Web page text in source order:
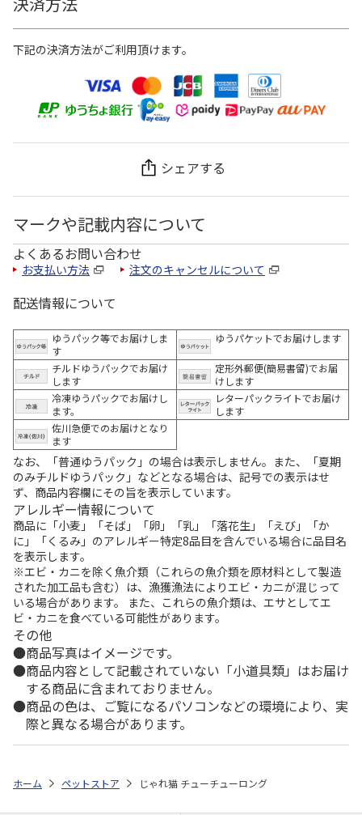
下記の決済方法がご利用頂けます。
シェアする
マークや記載内容について
よくあるお問い合わせ
お支払い方法 注文のキャンセルについて
配送情報について
ゆうパック等でお届けしま
す
ゆうパケットでお届けします
チルドゆうパックでお届け
します
定形外郵便(簡易書留)でお届
けします
冷凍ゆうパックでお届けし
ます。
レターパックライトでお届け
します
佐川急便でのお届けとなり
ます
なお、「普通ゆうパック」の場合は表示しません。また、「夏期
のみチルドゆうパック」などとなる場合は、記号での表示はせ
ず、商品内容欄にその旨を表示しています。
アレルギー情報について
商品に「小麦」「そば」「卵」「乳」「落花生」「えび」「か
に」「くるみ」のアレルギー特定8品目を含んでいる場合に品目名
を表示します。
※エビ・カニを除く魚介類（これらの魚介類を原材料として製造
された加工品も含む）は、漁獲漁法によりエビ・カニが混じって
いる場合があります。 また、これらの魚介類は、エサとしてエ
ビ・カニを食べている可能性があります。
その他
商品写真はイメージです。
商品内容として記載されていない「小道具類」はお届け
する商品に含まれておりません。
商品の色は、ご覧になるパソコンなどの環境により、実
際と異なる場合があります。
ホーム ペットストア じゃれ猫 チューチューロング